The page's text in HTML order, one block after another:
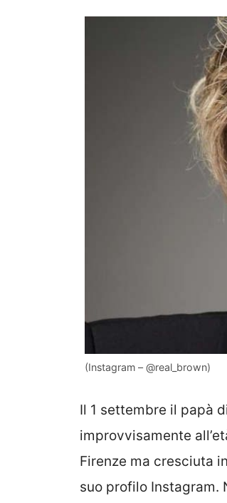
(Instagram – @real_brown)
Il 1 settembre il papà
improvvisamente
Firenze ma cresciuta
suo profilo Instagram.